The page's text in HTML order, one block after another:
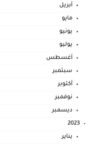
أبريل
مايو
يونيو
يوليو
أغسطس
سبتمبر
أكتوبر
نوفمبر
ديسمبر
2023
يناير